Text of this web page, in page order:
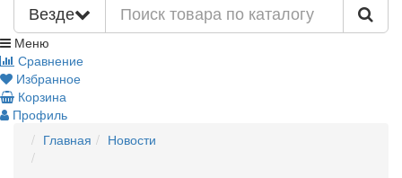
Везде
Меню
Сравнение
Избранное
Корзина
Профиль
Главная
Новости